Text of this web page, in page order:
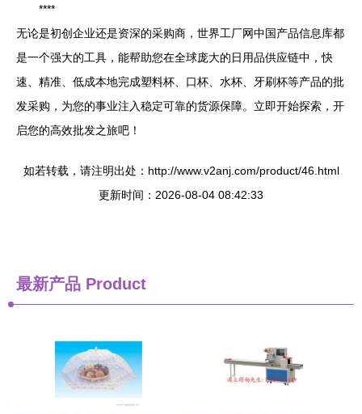
****
无论是初创企业还是资深的采购商，世界工厂网中国产品信息库都
是一个强大的工具，能帮助您在全球庞大的日用品供应链中，快
速、精准、低成本地完成塑料杯、口杯、水杯、牙刷杯等产品的批
发采购，为您的事业注入稳定可靠的货源保障。立即开始探索，开
启您的高效批发之旅吧！
如若转载，请注明出处：http://www.v2anj.com/product/46.html
更新时间：2026-08-04 08:42:33
最新产品 Product